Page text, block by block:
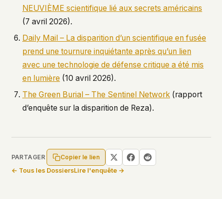
NEUVIÈME scientifique lié aux secrets américains
(7 avril 2026).
Daily Mail – La disparition d’un scientifique en fusée
prend une tournure inquiétante après qu’un lien
avec une technologie de défense critique a été mis
en lumière (10 avril 2026).
The Green Burial – The Sentinel Network (rapport
d’enquête sur la disparition de Reza).
PARTAGER
Copier le lien
← Tous les DossiersLire l'enquête →